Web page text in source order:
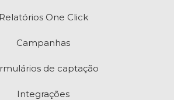
Relatórios One Click
Campanhas
de captação
Integrações